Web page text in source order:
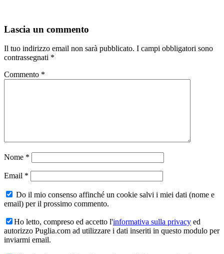
Lascia un commento
Il tuo indirizzo email non sarà pubblicato. I campi obbligatori sono
contrassegnati *
Commento *
Nome *
Email *
Do il mio consenso affinché un cookie salvi i miei dati (nome e
email) per il prossimo commento.
Ho letto, compreso ed accetto l'informativa sulla privacy ed
autorizzo Puglia.com ad utilizzare i dati inseriti in questo modulo per
inviarmi email.